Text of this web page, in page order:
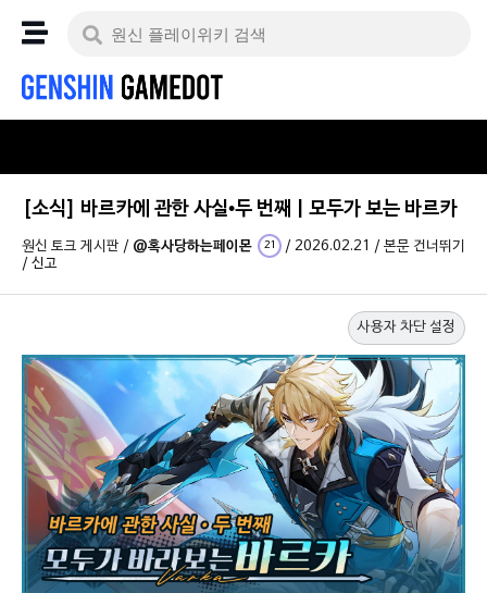
[소식] 바르카에 관한 사실•두 번째 | 모두가 보는 바르카
원신 토크 게시판 / @혹사당하는페이몬 21 / 2026.02.21 / 본문 건너뛰기
/ 신고
사용자 차단 설정